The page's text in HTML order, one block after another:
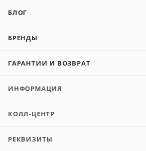
БЛОГ
БРЕНДЫ
ГАРАНТИИ И ВОЗВРАТ
ИНФОРМАЦИЯ
КОЛЛ-ЦЕНТР
РЕКВИЗИТЫ